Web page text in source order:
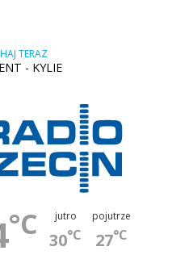
TERAZ
- KYLIE
°C jutro
30°C
pojutrze
27°C